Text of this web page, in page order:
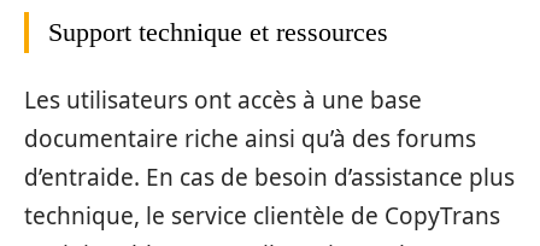
Support technique et ressources
Les utilisateurs ont accès à une base
documentaire riche ainsi qu’à des forums
d’entraide. En cas de besoin d’assistance plus
technique, le service clientèle de CopyTrans